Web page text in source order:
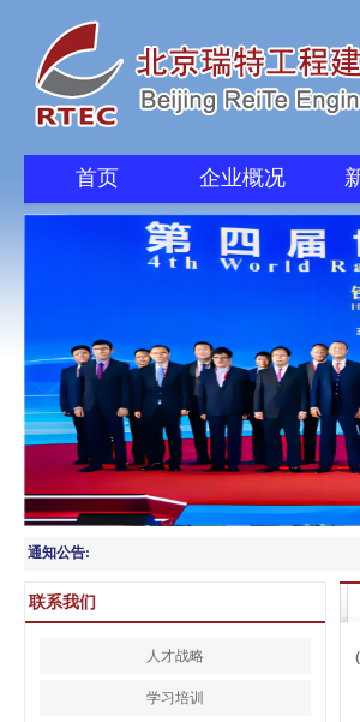
首页 企业概况
通知公告:
联系我们
人才战略
学习培训